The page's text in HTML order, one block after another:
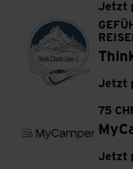
Jetzt
Jetzt
75
Jetzt